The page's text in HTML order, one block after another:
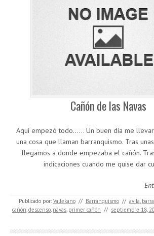
Cañón de las Navas
Aquí empezó todo…… Un buen día me
una cosa que llaman barranquismo. Tras
llegamos a donde empezaba el cañón.
indicaciones cuando me quise dar
Publicado por: Vallekano // Barranquismo // avila,
cañón,descenso, navas, primer cañón // septiembre 18,